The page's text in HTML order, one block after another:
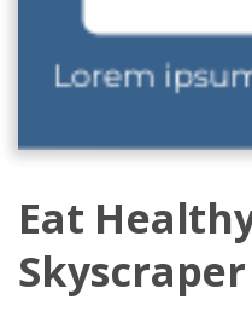
Eat